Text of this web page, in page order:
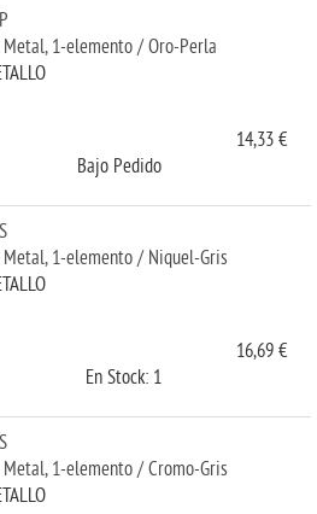
Metal, 1-elemento / Oro-Perla
14,33 €
Bajo Pedido
Metal, 1-elemento / Niquel-Gris
16,69 €
En Stock: 1
Metal, 1-elemento / Cromo-Gris